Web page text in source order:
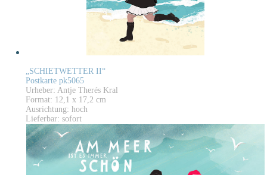
„SCHIETWETTER II“
Postkarte pk5065
Urheber: Antje Therés Kral
Format: 12,1 x 17,2 cm
Ausrichtung: hoch
Lieferbar: sofort